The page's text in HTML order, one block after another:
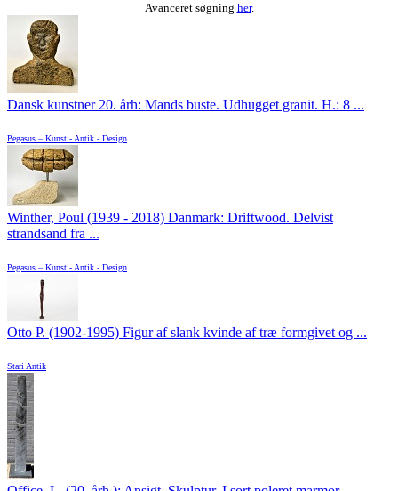
Avanceret søgning her.
Dansk kunstner 20. årh: Mands buste. Udhugget granit. H.: 8 ...
Pegasus – Kunst - Antik - Design
Winther, Poul (1939 - 2018) Danmark: Driftwood. Delvist
strandsand fra ...
Pegasus – Kunst - Antik - Design
Otto P. (1902-1995) Figur af slank kvinde af træ formgivet og ...
Stari Antik